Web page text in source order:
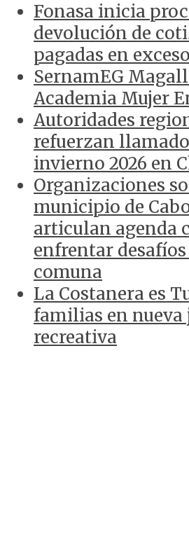
Fonasa inicia
devolución de
pagadas en exceso
SernamEG
Academia Mujer
Autoridades
refuerzan
invierno 2026 en
Organizaciones
municipio de
articulan agenda
enfrentar
comuna
La Costanera es
familias en nueva
recreativa